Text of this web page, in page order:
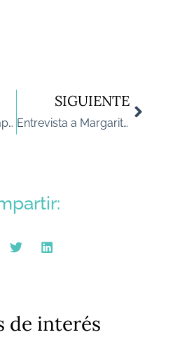
Convenio con Campus Emprendedores para poner en marcha el Programa para Mujeres «Women Start-upInTech” de WF
SIGUIENTE
Entrevista a Margarita López Acosta, DG de Sanofi: retos derivados de la transformación digital
de interés